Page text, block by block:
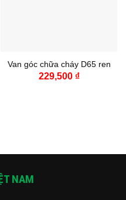
Van góc chữa cháy D65 ren
229,500 ₫
NAM